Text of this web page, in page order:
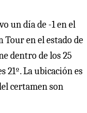
un día de -1 en el
Tour en el estado de
dentro de los 25
21º. La ubicación es
certamen son